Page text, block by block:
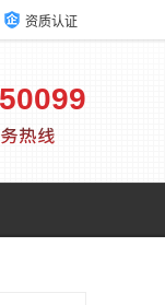
资质认证